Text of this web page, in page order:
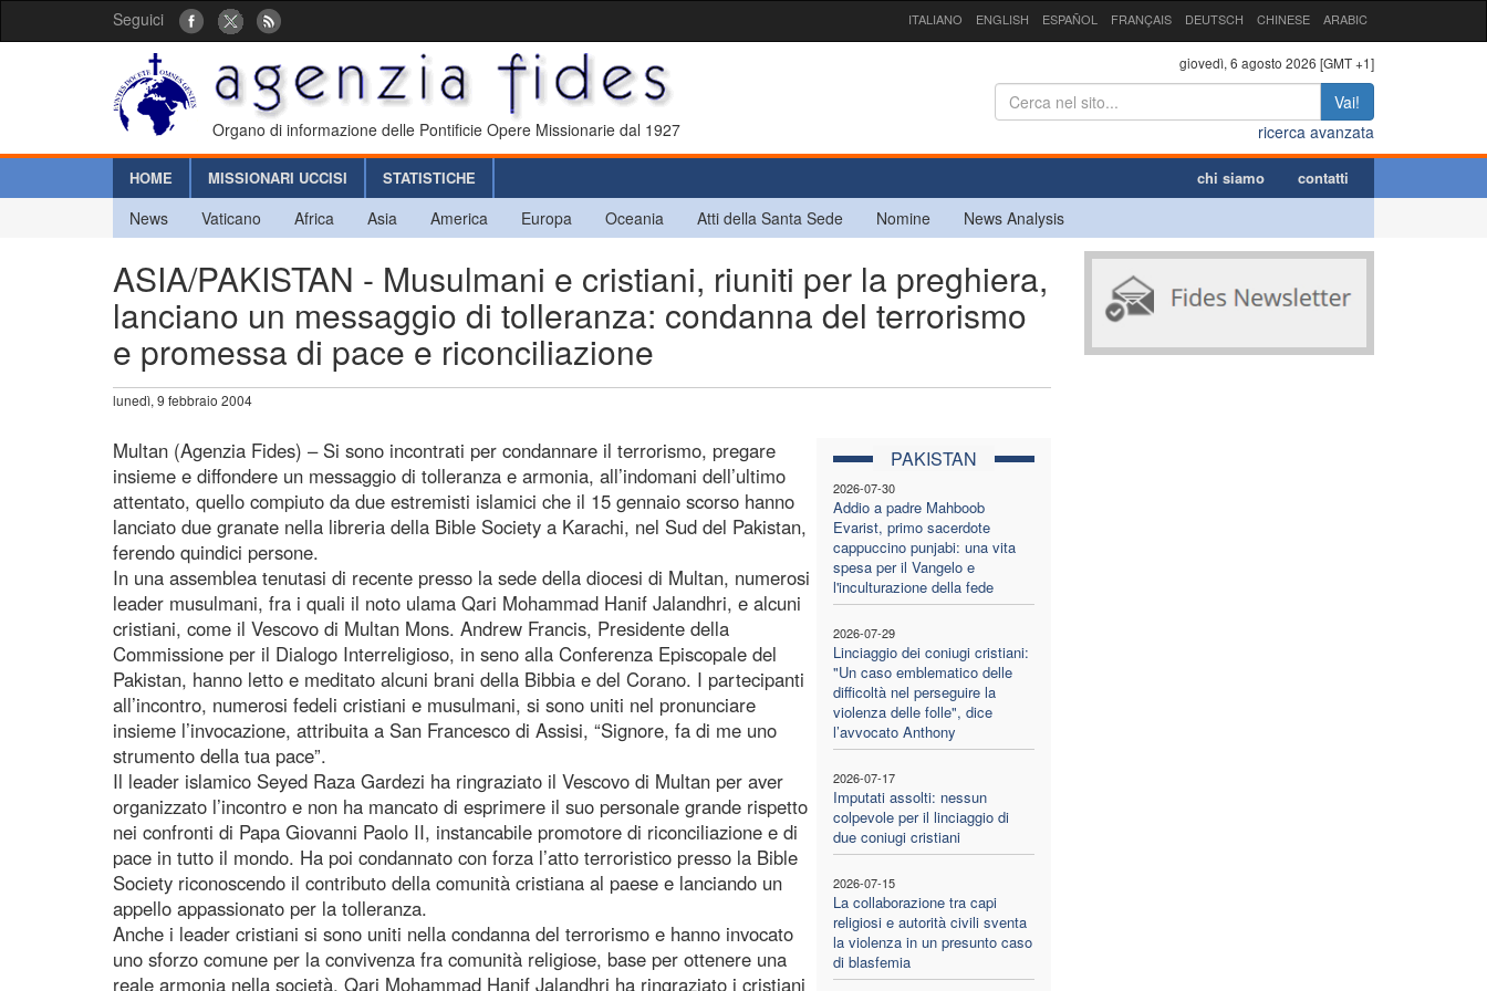
Seguici ITALIANO ENGLISH ESPAÑOL FRANÇAIS DEUTSCH CHINESE ARABIC
Organo di informazione delle Pontificie Opere Missionarie dal 1927
giovedì, 6 agosto 2026 [GMT +1]
Vai!
ricerca avanzata
HOME MISSIONARI UCCISI STATISTICHE chi siamo contatti
News Vaticano Africa Asia America Europa Oceania Atti della Santa Sede Nomine News Analysis
ASIA/PAKISTAN - Musulmani e cristiani, riuniti per la preghiera,
lanciano un messaggio di tolleranza: condanna del terrorismo
e promessa di pace e riconciliazione
lunedì, 9 febbraio 2004
PAKISTAN
2026-07-30
Addio a padre Mahboob
Evarist, primo sacerdote
cappuccino punjabi: una vita
spesa per il Vangelo e
l'inculturazione della fede
2026-07-29
Linciaggio dei coniugi cristiani:
"Un caso emblematico delle
difficoltà nel perseguire la
violenza delle folle", dice
l’avvocato Anthony
2026-07-17
Imputati assolti: nessun
colpevole per il linciaggio di
due coniugi cristiani
2026-07-15
La collaborazione tra capi
religiosi e autorità civili sventa
la violenza in un presunto caso
di blasfemia
Multan (Agenzia Fides) – Si sono incontrati per condannare il terrorismo, pregare
insieme e diffondere un messaggio di tolleranza e armonia, all’indomani dell’ultimo
attentato, quello compiuto da due estremisti islamici che il 15 gennaio scorso hanno
lanciato due granate nella libreria della Bible Society a Karachi, nel Sud del Pakistan,
ferendo quindici persone.
In una assemblea tenutasi di recente presso la sede della diocesi di Multan, numerosi
leader musulmani, fra i quali il noto ulama Qari Mohammad Hanif Jalandhri, e alcuni
cristiani, come il Vescovo di Multan Mons. Andrew Francis, Presidente della
Commissione per il Dialogo Interreligioso, in seno alla Conferenza Episcopale del
Pakistan, hanno letto e meditato alcuni brani della Bibbia e del Corano. I partecipanti
all’incontro, numerosi fedeli cristiani e musulmani, si sono uniti nel pronunciare
insieme l’invocazione, attribuita a San Francesco di Assisi, “Signore, fa di me uno
strumento della tua pace”.
Il leader islamico Seyed Raza Gardezi ha ringraziato il Vescovo di Multan per aver
organizzato l’incontro e non ha mancato di esprimere il suo personale grande rispetto
nei confronti di Papa Giovanni Paolo II, instancabile promotore di riconciliazione e di
pace in tutto il mondo. Ha poi condannato con forza l’atto terroristico presso la Bible
Society riconoscendo il contributo della comunità cristiana al paese e lanciando un
appello appassionato per la tolleranza.
Anche i leader cristiani si sono uniti nella condanna del terrorismo e hanno invocato
uno sforzo comune per la convivenza fra comunità religiose, base per ottenere una
reale armonia nella società. Qari Mohammad Hanif Jalandhri ha ringraziato i cristiani